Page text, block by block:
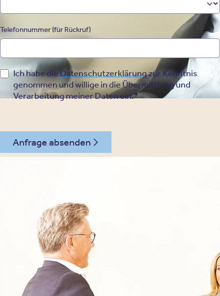
Telefonnummer (für Rückruf)
Ich habe dieDatenschutzerklärungzur Kenntnis
genommen und willige in die Übermittlung und
Verarbeitung meiner Daten ein.*
Anfrage absenden
Informationen
Für Patienten
Für Zuweiser
Für Angehörige
Über Oberberg
Kliniken für Kinder & Jugendlichen